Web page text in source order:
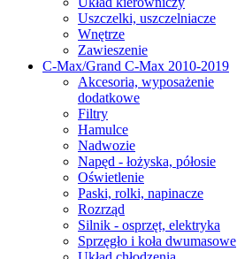
Uszczelki, uszczelniacze
Wnętrze
Zawieszenie
C-Max/Grand C-Max 2010-2019
Akcesoria, wyposażenie
dodatkowe
Filtry
Hamulce
Nadwozie
Napęd - łożyska, półosie
Oświetlenie
Paski, rolki, napinacze
Rozrząd
Silnik - osprzęt, elektryka
Sprzęgło i koła dwumasowe